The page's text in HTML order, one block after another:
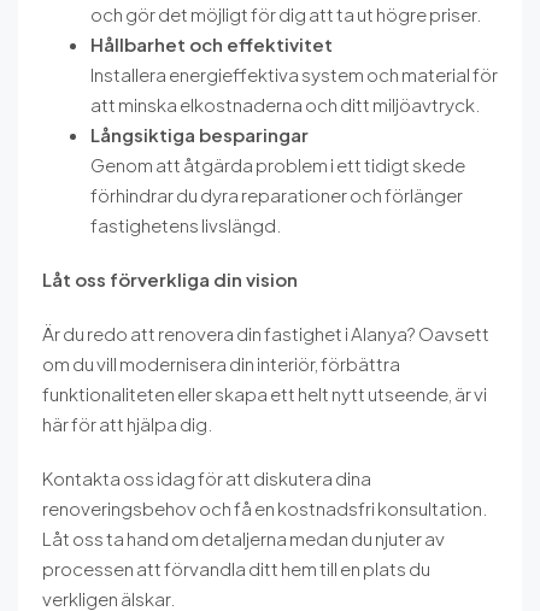
och gör det möjligt för dig att ta ut högre priser.
Hållbarhet och effektivitet
Installera energieffektiva system och material för
att minska elkostnaderna och ditt miljöavtryck.
Långsiktiga besparingar
Genom att åtgärda problem i ett tidigt skede
förhindrar du dyra reparationer och förlänger
fastighetens livslängd.
Låt oss förverkliga din vision
Är du redo att renovera din fastighet i Alanya? Oavsett
om du vill modernisera din interiör, förbättra
funktionaliteten eller skapa ett helt nytt utseende, är vi
här för att hjälpa dig.
Kontakta oss idag för att diskutera dina
renoveringsbehov och få en kostnadsfri konsultation.
Låt oss ta hand om detaljerna medan du njuter av
processen att förvandla ditt hem till en plats du
verkligen älskar.